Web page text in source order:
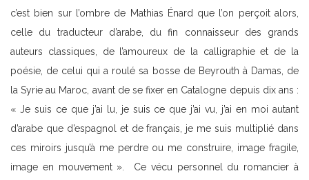
c’est bien sur l’ombre de Mathias Énard que l’on perçoit alors,
celle du traducteur d’arabe, du fin connaisseur des grands
auteurs classiques, de l’amoureux de la calligraphie et de la
poésie, de celui qui a roulé sa bosse de Beyrouth à Damas, de
la Syrie au Maroc, avant de se fixer en Catalogne depuis dix ans :
« Je suis ce que j’ai lu, je suis ce que j’ai vu, j’ai en moi autant
d’arabe que d’espagnol et de français, je me suis multiplié dans
ces miroirs jusqu’à me perdre ou me construire, image fragile,
image en mouvement ». Ce vécu personnel du romancier à